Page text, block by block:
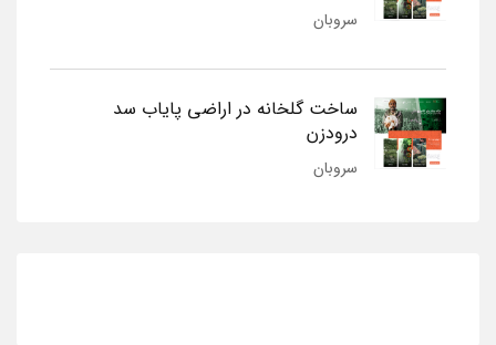
سروبان
ساخت گلخانه در اراضی پایاب سد
درودزن
سروبان